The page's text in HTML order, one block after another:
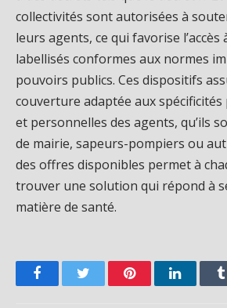
collectivités sont autorisées à
leurs agents, ce qui favorise l’accès
labellisés conformes aux normes
pouvoirs publics. Ces dispositifs
couverture adaptée aux
et personnelles des agents, qu’ils
de mairie, sapeurs-pompiers ou
des offres disponibles permet à
trouver une solution qui répond à
matière de santé.
FacebookTwitter PinterestLinkedIn